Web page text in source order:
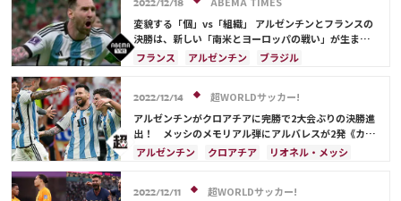
イングランド
ポルトガル ガーナ
2022/12/18
変貌する「個」vs「組織」 アルゼンチンとフランスの
決勝は、新しい「南米とヨーロッパの戦い」が生まれ
るかもしれない
フランス アルゼンチン
ブラジル
ドイツ
ポーランド メキシコ
アメリカ
ルカ・モドリッチ
ネイマール
ポール・ポグバ
アントワーヌ・グリーズマン
テオ・エルナンデス
2022/12/14
超WORLDサッカー!
アルゼンチンがクロアチアに完勝で2大会ぶりの決勝進
出！ メッシのメモリアル弾にアルバレスが2発《カタ
ールW杯》
アルゼンチン クロアチア
リオネル・メッシ
フランス
モロッコ ネイマール
2022/12/11
超WORLDサッカー!